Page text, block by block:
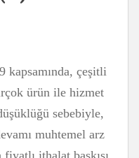
kapsamında, çeşitli
ürün ile hizmet
sebebiyle,
muhtemel arz
ithalat baskısı